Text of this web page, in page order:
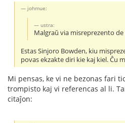
johmue:
ustra:
Malgraŭ via misreprezento
Estas Sinjoro Bowden, kiu
povas ekzakte diri kie kaj kiel. Ĉu
Mi pensas, ke vi ne bezonas fari
trompisto kaj vi referencas al li.
citaĵon: